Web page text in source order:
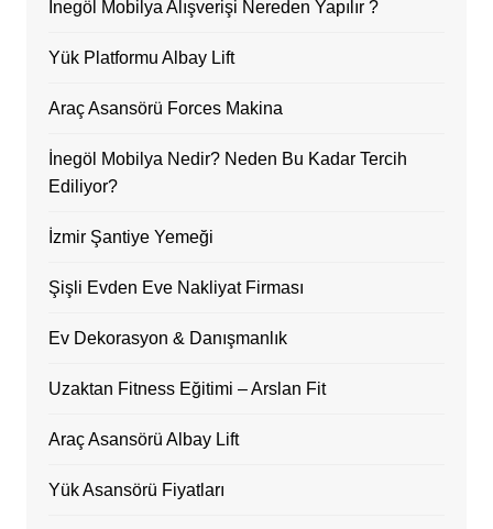
İnegöl Mobilya Alışverişi Nereden Yapılır ?
Yük Platformu Albay Lift
Araç Asansörü Forces Makina
İnegöl Mobilya Nedir? Neden Bu Kadar Tercih
Ediliyor?
İzmir Şantiye Yemeği
Şişli Evden Eve Nakliyat Firması
Ev Dekorasyon & Danışmanlık
Uzaktan Fitness Eğitimi – Arslan Fit
Araç Asansörü Albay Lift
Yük Asansörü Fiyatları